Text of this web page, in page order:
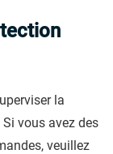
la
vous avez des
veuillez